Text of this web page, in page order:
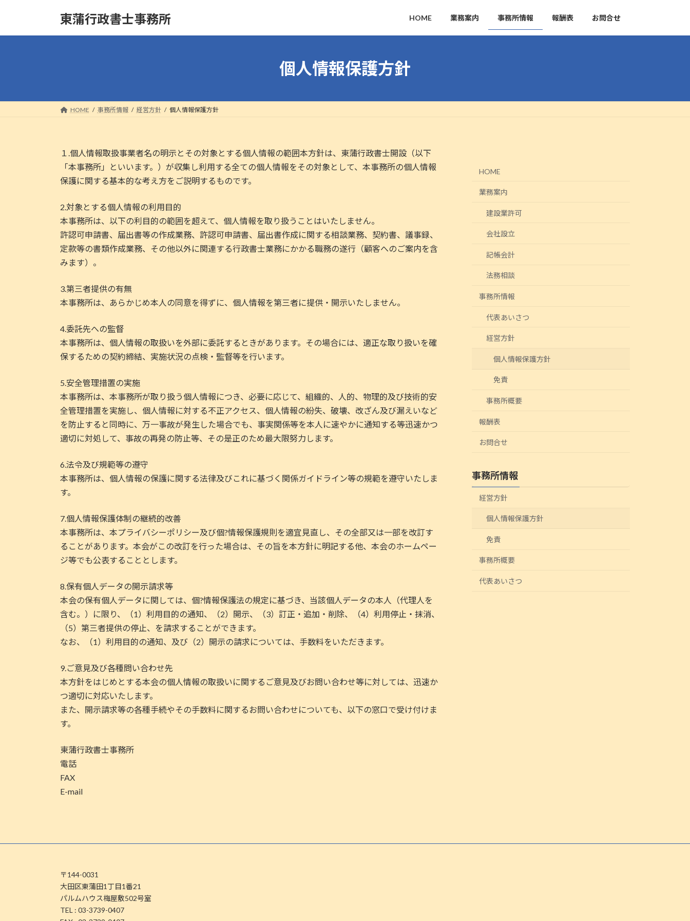
ッ
移
東蒲行政書士事務所 HOME 業務案内 事務所情報 報酬表 お問合せ
個人情報保護方針
HOME 事務所情報 経営方針 個人情報保護方針
１.個人情報取扱事業者名の明示とその対象とする個人情報の範囲本方針は、東蒲行政書士開設（以下
「本事務所」といいます。）が収集し利用する全ての個人情報をその対象として、本事務所の個人情報
保護に関する基本的な考え方をご説明するものです。
2.対象とする個人情報の利用目的
本事務所は、以下の利目的の範囲を超えて、個人情報を取り扱うことはいたしません。
許認可申請書、届出書等の作成業務、許認可申請書、届出書作成に関する相談業務、契約書、議事録、
定款等の書類作成業務、その他以外に関連する行政書士業務にかかる職務の遂行（顧客へのご案内を含
みます）。
3.第三者提供の有無
本事務所は、あらかじめ本人の同意を得ずに、個人情報を第三者に提供・開示いたしません。
4.委託先への監督
本事務所は、個人情報の取扱いを外部に委託するときがあります。その場合には、適正な取り扱いを確
保するための契約締結、実施状況の点検・監督等を行います。
5.安全管理措置の実施
本事務所は、本事務所が取り扱う個人情報につき、必要に応じて、組織的、人的、物理的及び技術的安
全管理措置を実施し、個人情報に対する不正アクセス、個人情報の紛失、破壊、改ざん及び漏えいなど
を防止すると同時に、万一事故が発生した場合でも、事実関係等を本人に速やかに通知する等迅速かつ
適切に対処して、事故の再発の防止等、その是正のため最大限努力します。
6.法令及び規範等の遵守
本事務所は、個人情報の保護に関する法律及びこれに基づく関係ガイドライン等の規範を遵守いたしま
す。
7.個人情報保護体制の継続的改善
本事務所は、本プライバシーポリシー及び個?情報保護規則を適宜見直し、その全部又は一部を改訂す
ることがあります。本会がこの改訂を行った場合は、その旨を本方針に明記する他、本会のホームペー
ジ等でも公表することとします。
8.保有個人データの開示請求等
本会の保有個人データに関しては、個?情報保護法の規定に基づき、当該個人データの本人（代理人を
含む。）に限り、（1）利用目的の通知、（2）開示、（3）訂正・追加・削除、（4）利用停止・抹消、
（5）第三者提供の停止、を請求することができます。
なお、（1）利用目的の通知、及び（2）開示の請求については、手数料をいただきます。
9.ご意見及び各種問い合わせ先
本方針をはじめとする本会の個人情報の取扱いに関するご意見及びお問い合わせ等に対しては、迅速か
つ適切に対応いたします。
また、開示請求等の各種手続やその手数料に関するお問い合わせについても、以下の窓口で受け付けま
す。
東蒲行政書士事務所
電話
FAX
E-mail
HOME
業務案内
建設業許可
会社設立
記帳会計
法務相談
事務所情報
代表あいさつ
経営方針
個人情報保護方針
免責
事務所概要
報酬表
お問合せ
事務所情報
経営方針
個人情報保護方針
免責
事務所概要
代表あいさつ
〒144-0031
大田区東蒲田1丁目1番21
パルムハウス梅屋敷502号室
TEL : 03-3739-0407